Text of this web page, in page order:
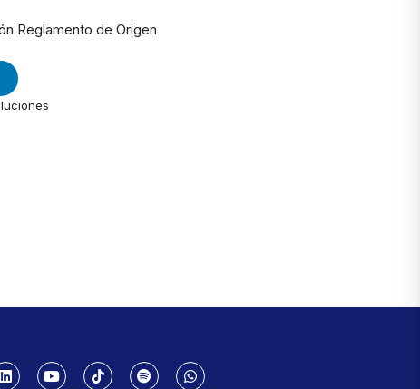
Reglamento de Origen